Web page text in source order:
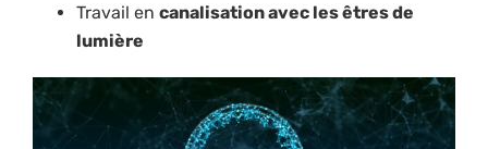
Travail en canalisation avec les êtres de
lumière